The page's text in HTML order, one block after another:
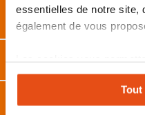
essentielles de notre site,
également de vous
expérience
changer votre choix à
tous les cookies peut
Tout
Description
FAQ